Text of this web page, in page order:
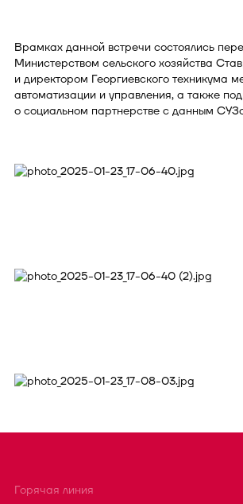
Врамках данной встречи состоялись
Министерством сельского хозяйства
и директором Георгиевского техникума
автоматизации и управления, а также
о социальном партнерстве с данным
Горячая линия